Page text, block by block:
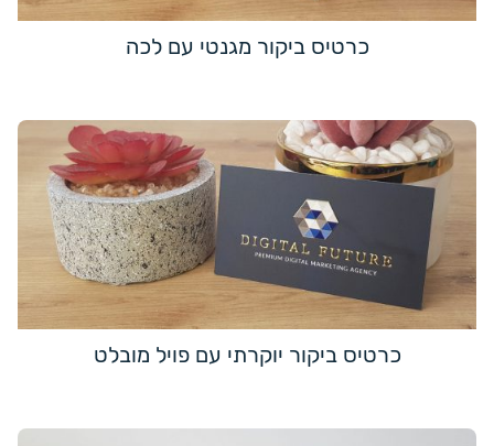
כרטיס ביקור מגנטי עם לכה
כרטיס ביקור יוקרתי עם פויל מובלט